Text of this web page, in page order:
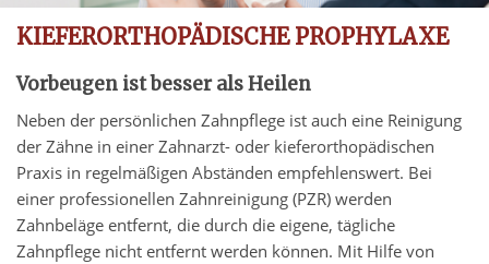
KIEFERORTHOPÄDISCHE PROPHYLAXE
Vorbeugen ist besser als Heilen
Neben der persönlichen Zahnpflege ist auch eine Reinigung
der Zähne in einer Zahnarzt- oder kieferorthopädischen
Praxis in regelmäßigen Abständen empfehlenswert. Bei
einer professionellen Zahnreinigung (PZR) werden
Zahnbeläge entfernt, die durch die eigene, tägliche
Zahnpflege nicht entfernt werden können. Mit Hilfe von